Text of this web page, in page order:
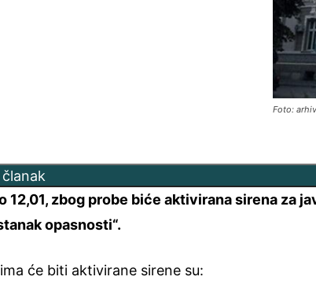
Foto:
12,01, zbog probe biće aktivirana sirena za
opasnosti“.
će biti aktivirane sirene su: